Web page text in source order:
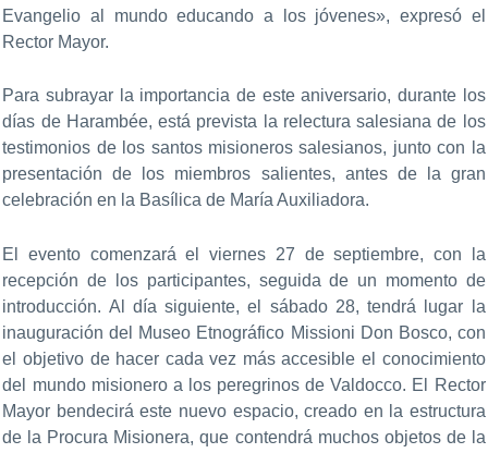
Evangelio al mundo educando a los jóvenes», expresó el
Rector Mayor.
Para subrayar la importancia de este aniversario, durante los
días de Harambée, está prevista la relectura salesiana de los
testimonios de los santos misioneros salesianos, junto con la
presentación de los miembros salientes, antes de la gran
celebración en la Basílica de María Auxiliadora.
El evento comenzará el viernes 27 de septiembre, con la
recepción de los participantes, seguida de un momento de
introducción. Al día siguiente, el sábado 28, tendrá lugar la
inauguración del Museo Etnográfico Missioni Don Bosco, con
el objetivo de hacer cada vez más accesible el conocimiento
del mundo misionero a los peregrinos de Valdocco. El Rector
Mayor bendecirá este nuevo espacio, creado en la estructura
de la Procura Misionera, que contendrá muchos objetos de la